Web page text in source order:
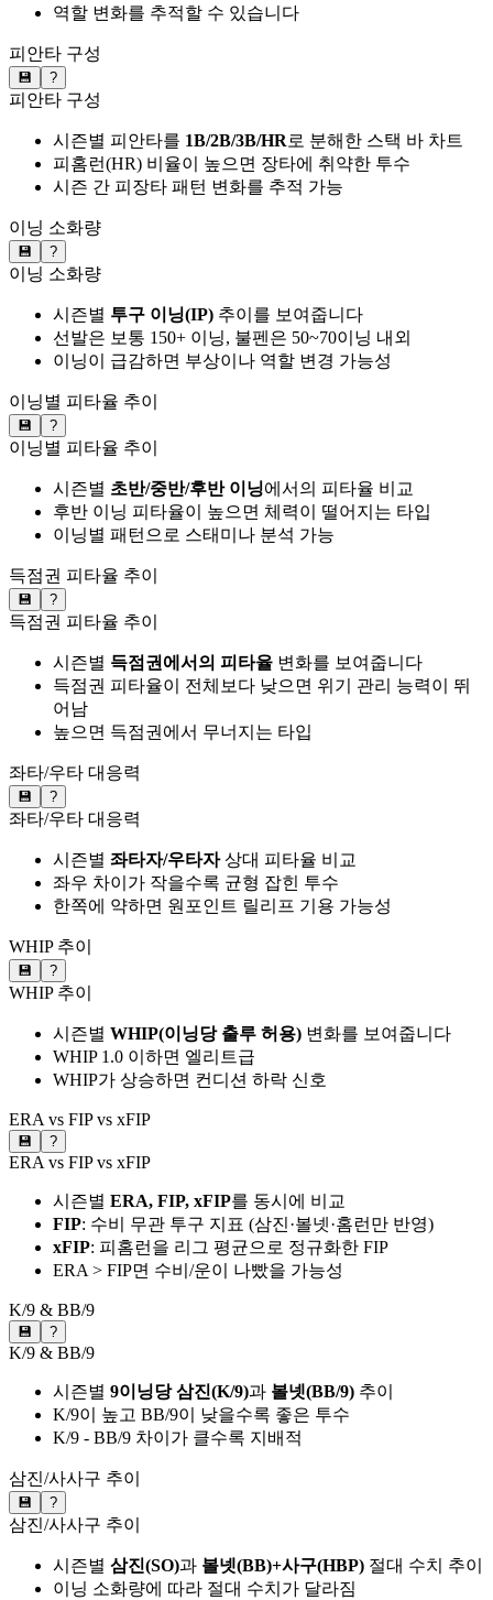
역할 변화를 추적할 수 있습니다
피안타 구성
💾 ?
피안타 구성
시즌별 피안타를 1B/2B/3B/HR로 분해한 스택 바 차트
피홈런(HR) 비율이 높으면 장타에 취약한 투수
시즌 간 피장타 패턴 변화를 추적 가능
이닝 소화량
💾 ?
이닝 소화량
시즌별 투구 이닝(IP) 추이를 보여줍니다
선발은 보통 150+ 이닝, 불펜은 50~70이닝 내외
이닝이 급감하면 부상이나 역할 변경 가능성
이닝별 피타율 추이
💾 ?
이닝별 피타율 추이
시즌별 초반/중반/후반 이닝에서의 피타율 비교
후반 이닝 피타율이 높으면 체력이 떨어지는 타입
이닝별 패턴으로 스태미나 분석 가능
득점권 피타율 추이
💾 ?
득점권 피타율 추이
시즌별 득점권에서의 피타율 변화를 보여줍니다
득점권 피타율이 전체보다 낮으면 위기 관리 능력이 뛰
어남
높으면 득점권에서 무너지는 타입
좌타/우타 대응력
💾 ?
좌타/우타 대응력
시즌별 좌타자/우타자상대 피타율 비교
좌우 차이가 작을수록 균형 잡힌 투수
한쪽에 약하면 원포인트 릴리프 기용 가능성
WHIP 추이
💾 ?
WHIP 추이
시즌별 WHIP(이닝당 출루 허용) 변화를 보여줍니다
WHIP 1.0 이하면 엘리트급
WHIP가 상승하면 컨디션 하락 신호
ERA vs FIP vs xFIP
💾 ?
ERA vs FIP vs xFIP
시즌별 ERA, FIP, xFIP를 동시에 비교
FIP: 수비 무관 투구 지표 (삼진·볼넷·홈런만 반영)
xFIP: 피홈런을 리그 평균으로 정규화한 FIP
ERA > FIP면 수비/운이 나빴을 가능성
K/9 & BB/9
💾 ?
K/9 & BB/9
시즌별 9이닝당 삼진(K/9)과 볼넷(BB/9) 추이
K/9이 높고 BB/9이 낮을수록 좋은 투수
K/9 - BB/9 차이가 클수록 지배적
삼진/사사구 추이
💾 ?
삼진/사사구 추이
시즌별 삼진(SO)과 볼넷(BB)+사구(HBP) 절대 수치 추이
이닝 소화량에 따라 절대 수치가 달라짐